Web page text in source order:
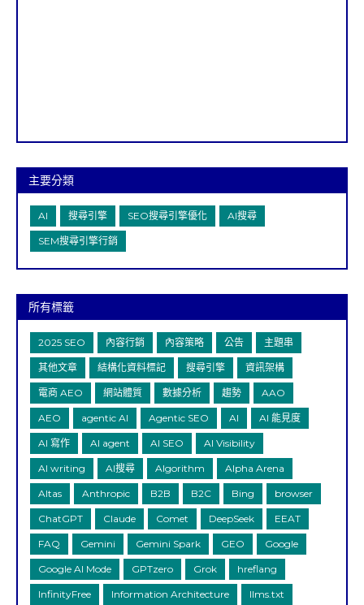
主要分類
AI 搜尋引擎 SEO搜尋引擎優化 AI搜尋
SEM搜尋引擎行銷
所有標籤
2025 SEO 內容行銷 內容策略 公告 主題串
其他文章 結構化資料標記 搜尋引擎 資訊架構
電商 AEO 網站體質 數據分析 趨勢 AAO
AEO agentic AI Agentic SEO AI AI 能見度
AI 寫作 AI agent AI SEO AI Visibility
AI writing AI搜尋 Algorithm Alpha Arena
Altas Anthropic B2B B2C Bing browser
ChatGPT Claude Comet DeepSeek EEAT
FAQ Gemini Gemini Spark GEO Google
Google AI Mode GPTzero Grok hreflang
InfinityFree Information Architecture llms.txt